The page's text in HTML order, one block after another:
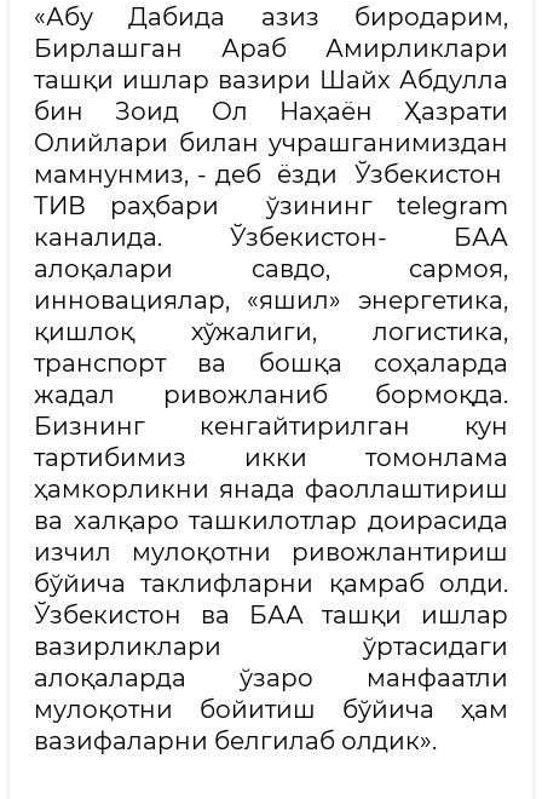
«Абу Дабида азиз биродарим,
Бирлашган Араб Амирликлари
ташқи ишлар вазири Шайх Абдулла
бин Зоид Ол Наҳаён Ҳазрати
Олийлари билан учрашганимиздан
мамнунмиз, - деб ёзди Ўзбекистон
ТИВ раҳбари ўзининг telegram
каналида. Ўзбекистон- БАА
алоқалари савдо, сармоя,
инновациялар, «яшил» энергетика,
қишлоқ хўжалиги, логистика,
транспорт ва бошқа соҳаларда
жадал ривожланиб бормоқда.
Бизнинг кенгайтирилган кун
тартибимиз икки томонлама
ҳамкорликни янада фаоллаштириш
ва халқаро ташкилотлар доирасида
изчил мулоқотни ривожлантириш
бўйича таклифларни қамраб олди.
Ўзбекистон ва БАА ташқи ишлар
вазирликлари ўртасидаги
алоқаларда ўзаро манфаатли
мулоқотни бойитиш бўйича ҳам
вазифаларни белгилаб олдик».